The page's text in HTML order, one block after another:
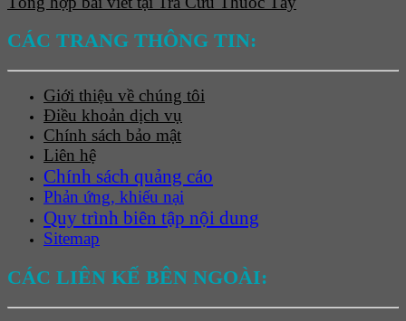
CÁC TRANG THÔNG TIN:
Giới thiệu về chúng tôi
Điều khoản dịch vụ
Chính sách bảo mật
Liên hệ
Chính sách quảng cáo
Phản ứng, khiếu nại
Quy trình biên tập nội dung
Sitemap
CÁC LIÊN KẾ BÊN NGOÀI: